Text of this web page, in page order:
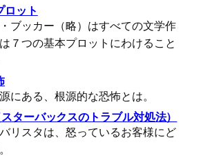
ロット
ブッカー（略）はすべての文学作
７つの基本プロットにわけること
にある、根源的な恐怖とは。
ターバックスのトラブル対処法）
リスタは、怒っているお客様にど